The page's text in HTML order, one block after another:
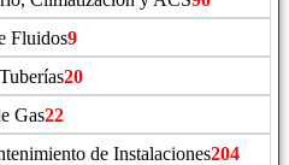
Fluidos9
20
Gas22
de Instalaciones204